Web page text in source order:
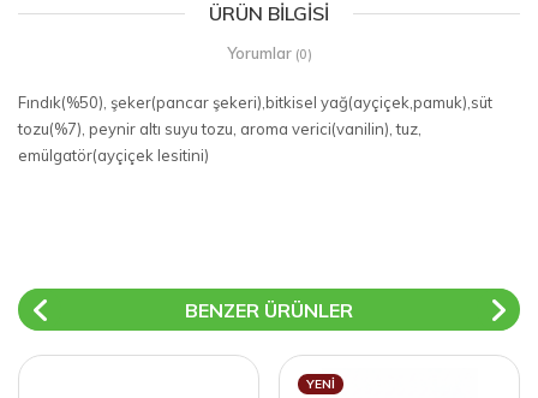
ÜRÜN BILGISI
Yorumlar (0)
Fındık(%50), şeker(pancar şekeri),bitkisel yağ(ayçiçek,pamuk),süt
tozu(%7), peynir altı suyu tozu, aroma verici(vanilin), tuz,
emülgatör(ayçiçek lesitini)
BENZER ÜRÜNLER
YENI